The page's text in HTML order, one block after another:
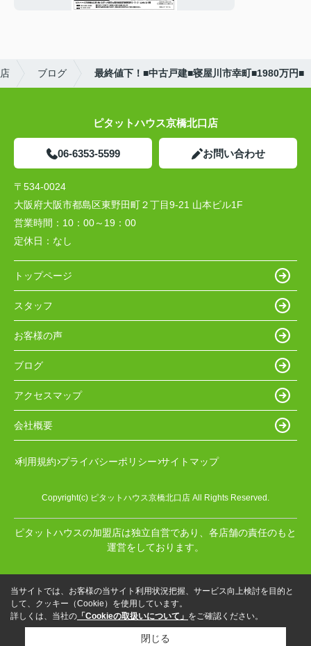
ブログ 最終値下！■中古戸建■寝屋川市幸町■1980万円■
ピタットハウス京橋北口店
06-6353-5599 お問い合わせ
〒534-0024
大阪府大阪市都島区東野田町２丁目9-21 山本ビル1F
営業時間： 10：00～19：00
定休日： なし
トップページ
スタッフ
お客様の声
ブログ
アクセスマップ
会社概要
利用規約 プライバシーポリシー サイトマップ
Copyright(c) ピタットハウス京橋北口店 All Rights Reserved.
ピタットハウスの加盟店は独立自営であり、各店舗の責任のもと
運営をしております。
当サイトでは、お客様の当サイト利用状況把握、サービス向上検討を目的と
して、クッキー（Cookie）を使用しています。
詳しくは、当社の 「Cookieの取扱いについて」 をご確認ください。
閉じる